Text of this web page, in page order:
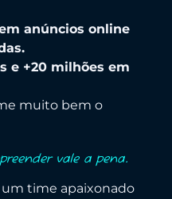
anúncios online
e +20 milhões em
muito bem o
vale a pena.
um time apaixonado